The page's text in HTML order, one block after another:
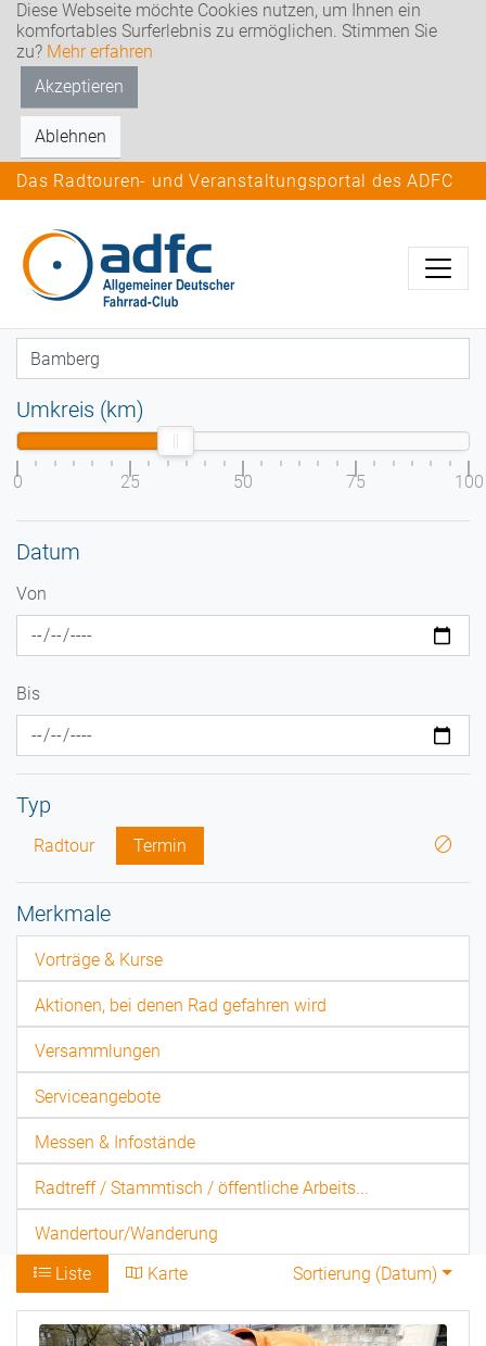
Diese Webseite möchte Cookies nutzen, um Ihnen ein
komfortables Surferlebnis zu ermöglichen. Stimmen Sie
zu? Mehr erfahren
Akzeptieren
Ablehnen
Das Radtouren- und Veranstaltungsportal des ADFC
Umkreis (km)
0 25 50 75 100
Datum
Von
Bis
Typ
Radtour Termin
Merkmale
Vorträge & Kurse
Aktionen, bei denen Rad gefahren wird
Versammlungen
Serviceangebote
Messen & Infostände
Radtreff / Stammtisch / öffentliche Arbeits...
Wandertour/Wanderung
Liste
Karte Sortierung (Datum)